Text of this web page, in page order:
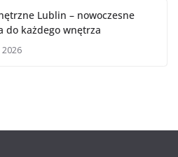
Lublin – nowoczesne
do każdego wnętrza
2026